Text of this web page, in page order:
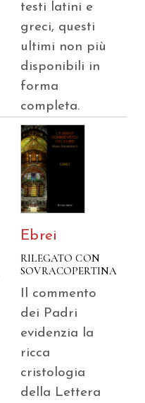
testi latini e
greci, questi
ultimi non più
disponibili in
forma
completa.
Ebrei
RILEGATO CON
SOVRACOPERTINA
Il commento
dei Padri
evidenzia la
ricca
cristologia
della Lettera